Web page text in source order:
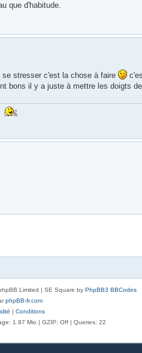
que d'habitude.
se stresser c'est la chose à faire
bons il y a juste à mettre les doigts de
Limited | SE Square by PhpBB3 BBCodes
phpBB-fr.com
| Conditions
1.97 Mio | GZIP: Off | Queries: 22